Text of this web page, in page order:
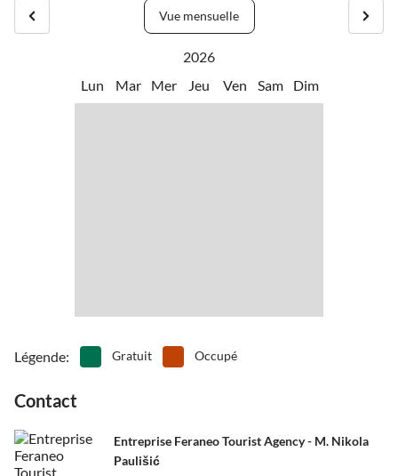
Monter
Musées
Nager
Piscine extérieure
Plongée en apnée
stations-service et des restaurants se trouvent dans un rayon de 10
Vous pouvez rejoindre les plages de Rovinj, Vrsar et Porec en
Vue mensuelle
2026
Lun
Mar Mer Jeu Ven Sam Dim
Légende: Gratuit Occupé
Contact
Entreprise Feraneo Tourist Agency - M. Nikola
Paulišić